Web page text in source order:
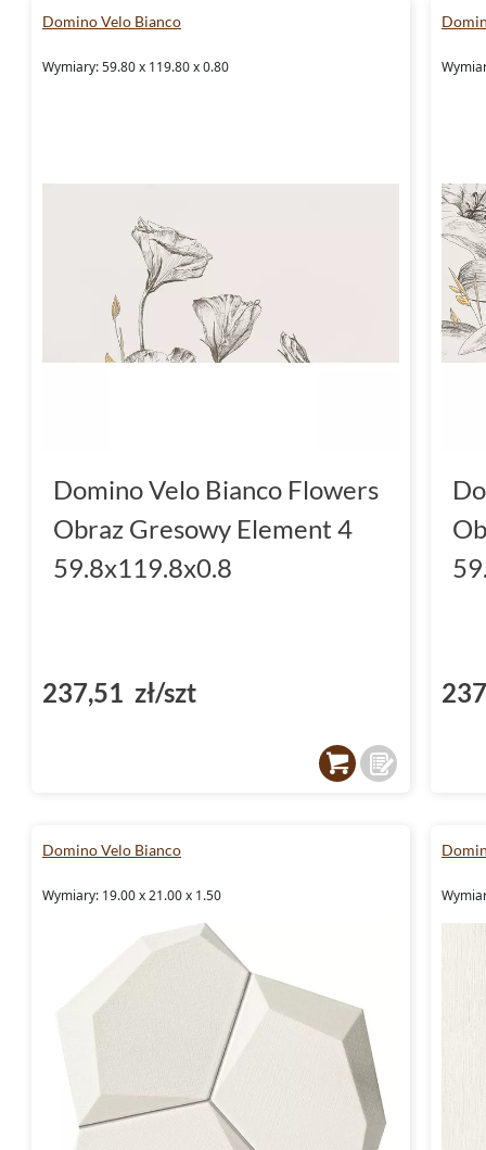
Domino Velo Bianco
Wymiary: 59.80 x 119.80 x 0.80
Domino Velo Bianco Flowers
Obraz Gresowy Element 4
59.8x119.8x0.8
237,51 zł/szt
Domino Velo Bianco
Wymiary: 19.00 x 21.00 x 1.50